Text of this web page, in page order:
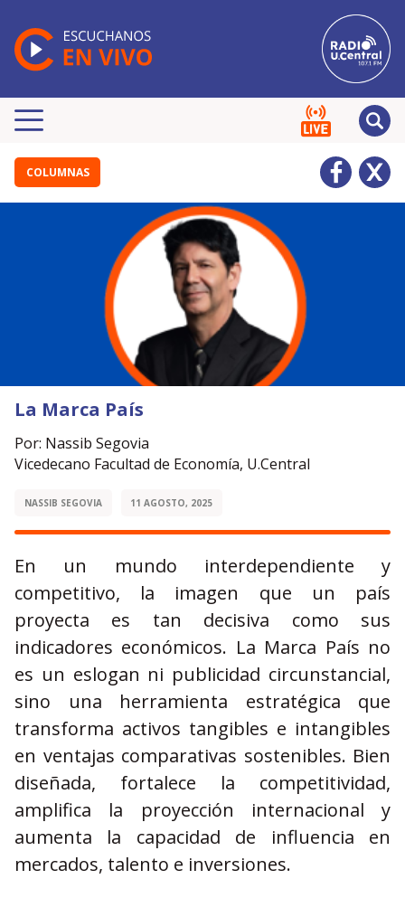
COLUMNAS
La Marca País
Por: Nassib Segovia
Vicedecano Facultad de Economía, U.Central
NASSIB SEGOVIA 11 AGOSTO, 2025
En un mundo interdependiente y
competitivo, la imagen que un país
proyecta es tan decisiva como sus
indicadores económicos. La Marca País no
es un eslogan ni publicidad circunstancial,
sino una herramienta estratégica que
transforma activos tangibles e intangibles
en ventajas comparativas sostenibles. Bien
diseñada, fortalece la competitividad,
amplifica la proyección internacional y
aumenta la capacidad de influencia en
mercados, talento e inversiones.